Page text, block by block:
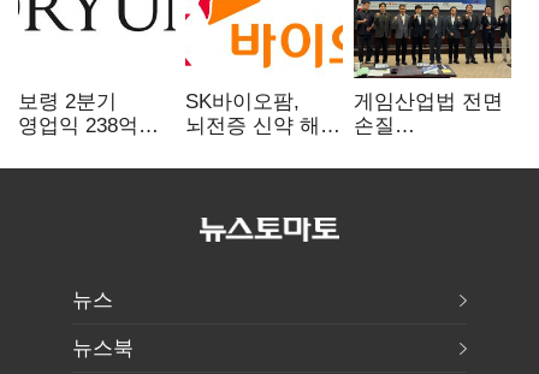
보령 2분기
영업익 238억…
SK바이오팜,
뇌전증 신약 해외
차세대 신약 개발
게임산업법 전면
손질
규제 걷고
뉴스
뉴스북